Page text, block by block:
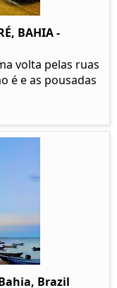
BAHIA -
volta pelas ruas
é e as pousadas
Brazil